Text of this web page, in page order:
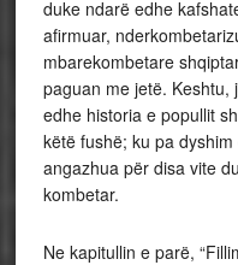
duke ndarë edhe
afirmuar,
mbarekombetare
paguan me jetë. Keshtu,
edhe historia e popullit
këtë fushë; ku pa
angazhua për disa vite
kombetar.
Ne kapitullin e parë,